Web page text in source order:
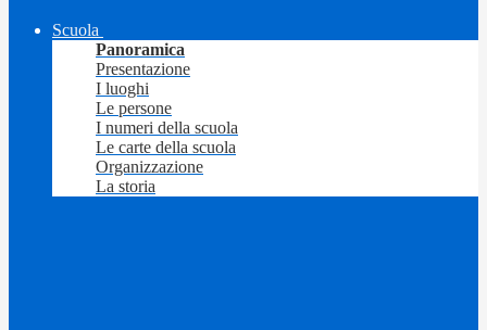
Scuola
Panoramica
Presentazione
I luoghi
Le persone
I numeri della scuola
Le carte della scuola
Organizzazione
La storia